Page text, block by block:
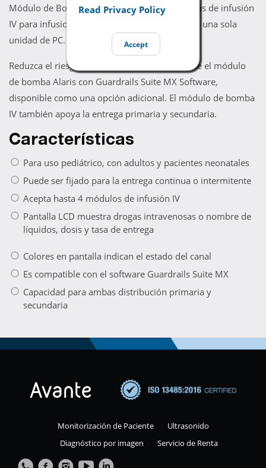
Read Privacy Policy
Accept
Módulo de Bomba acepta hasta cuatro módulos de infusión
IV para infusiones independientes múltiples en una sola
unidad de PC.
Reduzca el riesgo de errores médicos mediante el módulo
de bomba Alaris con Guardrails Suite MX Software,
disponible como una opción adicional. El módulo de bomba
IV también apoya la entrega primaria y secundaria.
Características
Para uso pediátrico, con adultos y pacientes neonatales
Puede ser fijado para la entrega continua o intermitente
Acepta hasta 4 módulos de infusión IV
Pantalla LCD muestra drogas intravenosas o nombre de
líquidos, dosis y tasa de entrega
Colores en pantalla indican el estado del canal
Es compatible con el software Guardrails Suite MX
Capacidad para ambas distribución primaria y
secundaria
Monitorización de Paciente
Ultrasonido
Diagnóstico por imagen
Servicio de Renta